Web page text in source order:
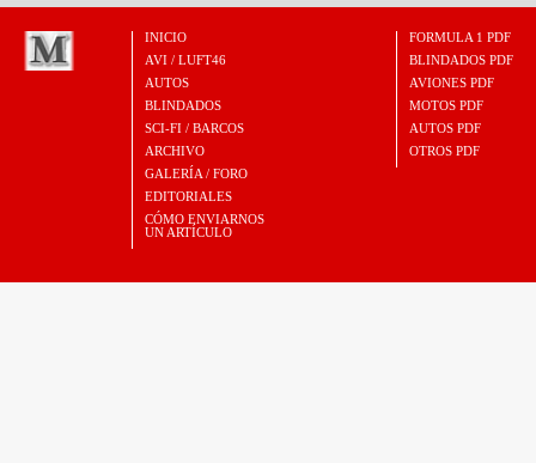
INICIO
AVI / LUFT46
AUTOS
BLINDADOS
SCI-FI / BARCOS
ARCHIVO
GALERÍA / FORO
EDITORIALES
CÓMO ENVIARNOS
UN ARTÍCULO
FORMULA 1 PDF
BLINDADOS PDF
AVIONES PDF
MOTOS PDF
AUTOS PDF
OTROS PDF